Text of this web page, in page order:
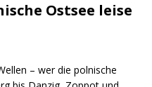
Ostsee leise
– wer die polnische